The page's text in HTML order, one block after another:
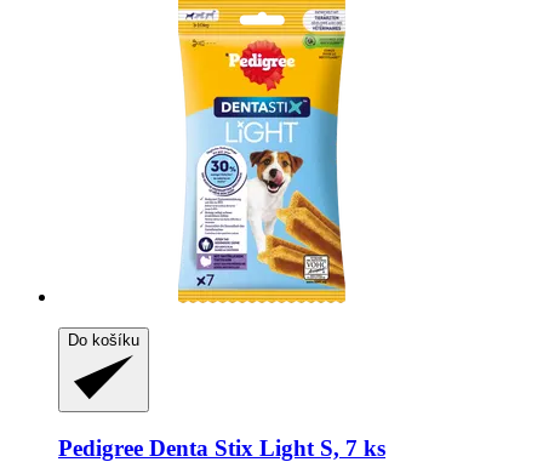
Do košíku
Pedigree Denta Stix Light S, 7 ks